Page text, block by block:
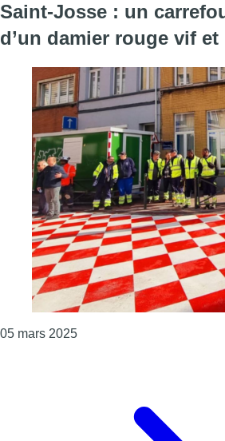
Saint-Josse : un
d’un damier rouge vif
05 mars 2025Consulter l'article "Saint-